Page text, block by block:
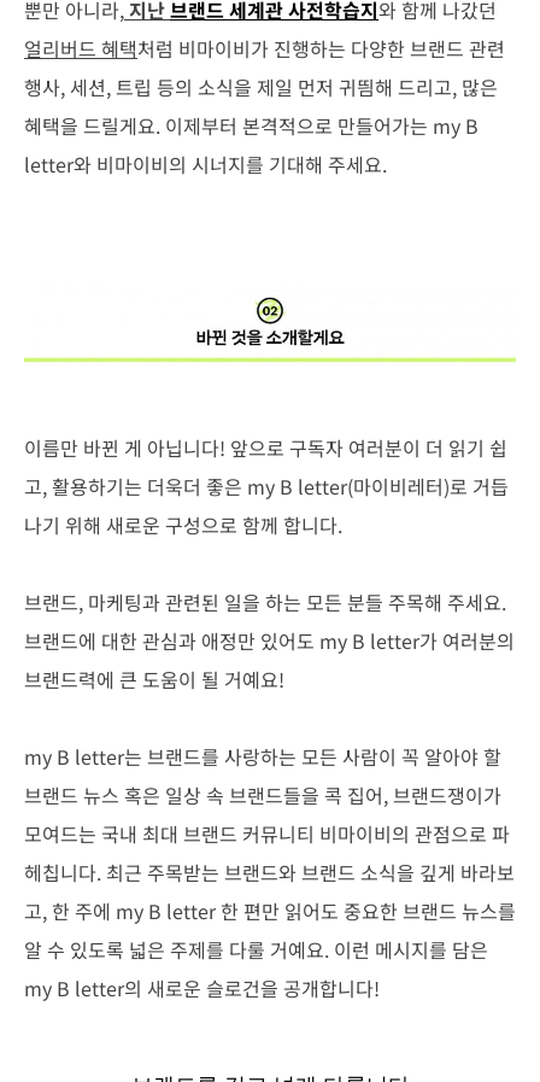
뿐만 아니라,지난브랜드 세계관 사전학습지와 함께 나갔던
얼리버드 혜택처럼 비마이비가 진행하는 다양한 브랜드 관련
행사, 세션, 트립 등의 소식을 제일 먼저 귀띔해 드리고, 많은
혜택을 드릴게요. 이제부터 본격적으로 만들어가는 my B
letter와 비마이비의 시너지를 기대해 주세요.
이름만 바뀐 게 아닙니다! 앞으로 구독자 여러분이 더 읽기 쉽
고, 활용하기는 더욱더 좋은 my B letter(마이비레터)로 거듭
나기 위해 새로운 구성으로 함께 합니다.
브랜드, 마케팅과 관련된 일을 하는 모든 분들 주목해 주세요.
브랜드에 대한 관심과 애정만 있어도 my B letter가 여러분의
브랜드력에 큰 도움이 될 거예요!
my B letter는 브랜드를 사랑하는 모든 사람이 꼭 알아야 할
브랜드 뉴스 혹은 일상 속 브랜드들을 콕 집어, 브랜드쟁이가
모여드는 국내 최대 브랜드 커뮤니티 비마이비의 관점으로 파
헤칩니다. 최근 주목받는 브랜드와 브랜드 소식을 깊게 바라보
고, 한 주에 my B letter 한 편만 읽어도 중요한 브랜드 뉴스를
알 수 있도록 넓은 주제를 다룰 거예요. 이런 메시지를 담은
my B letter의 새로운 슬로건을 공개합니다!